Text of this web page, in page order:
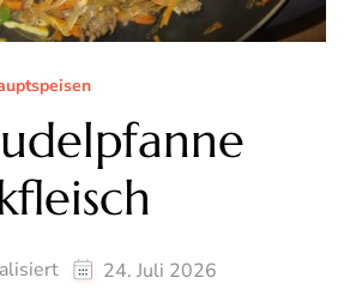
24. Juli 2026